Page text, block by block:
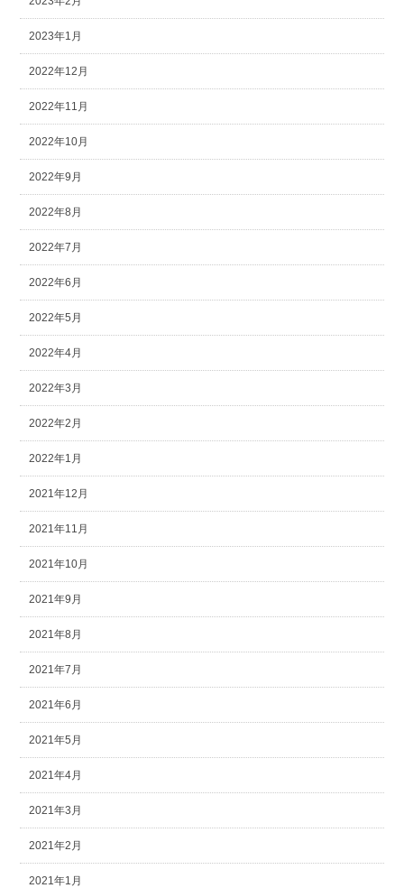
2023年1月
2022年12月
2022年11月
2022年10月
2022年9月
2022年8月
2022年7月
2022年6月
2022年5月
2022年4月
2022年3月
2022年2月
2022年1月
2021年12月
2021年11月
2021年10月
2021年9月
2021年8月
2021年7月
2021年6月
2021年5月
2021年4月
2021年3月
2021年2月
2021年1月